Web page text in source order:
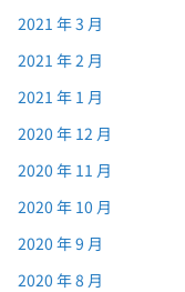
2021 年 3 月
2021 年 2 月
2021 年 1 月
2020 年 12 月
2020 年 11 月
2020 年 10 月
2020 年 9 月
2020 年 8 月